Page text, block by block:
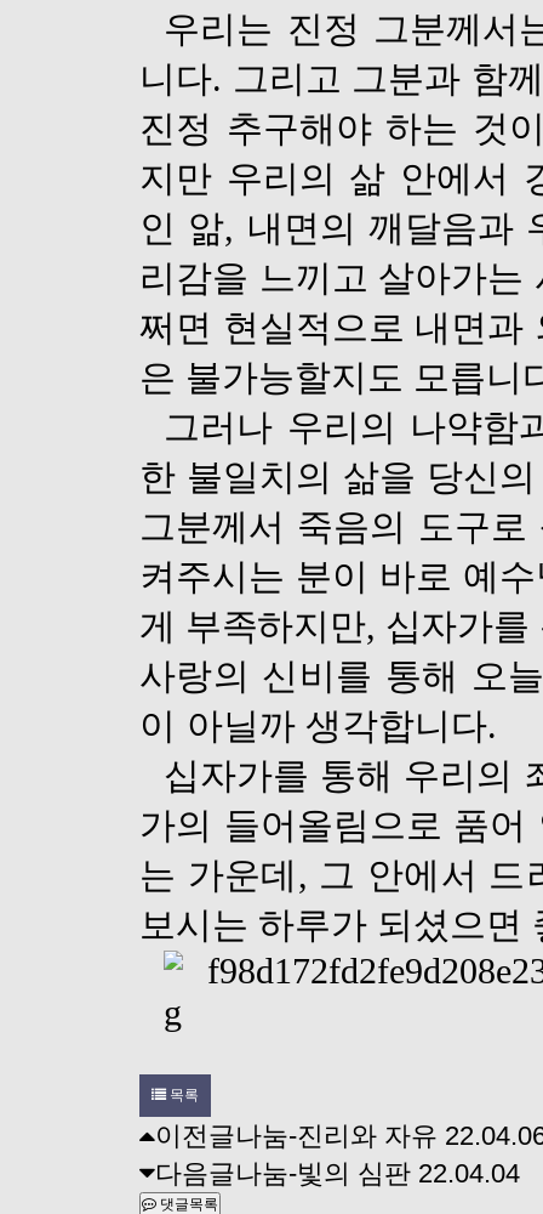
우리는 진정 그분께서
니다. 그리고 그분과 함
진정 추구해야 하는 것
지만 우리의 삶 안에서
인 앎, 내면의 깨달음과
리감을 느끼고 살아가는
쩌면 현실적으로 내면과
은 불가능할지도 모릅니
그러나 우리의 나약함
한 불일치의 삶을 당신
그분께서 죽음의 도구
켜주시는 분이 바로 예
게 부족하지만, 십자가를
사랑의 신비를 통해 오
이 아닐까 생각합니다.
십자가를 통해 우리의
가의 들어올림으로 품
는 가운데, 그 안에서 드
보시는 하루가 되셨으면
목록
이전글나눔-진리와 자유
다음글나눔-빛의 심판 22.04.04
댓글목록